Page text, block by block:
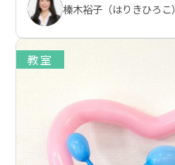
榛木裕子（はりきひろこ）
教室